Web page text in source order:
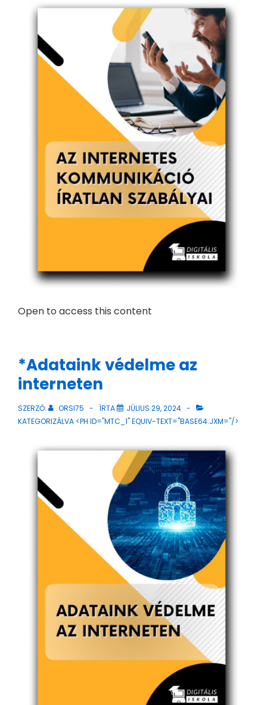
Open to access this content
*Adataink védelme az
interneten
SZERZŐ: ORSI75 ÍRTA
JÚLIUS 29, 2024
KATEGORIZÁLVA <PH ID="MTC_1" EQUIV-TEXT="BASE64:JXM="/>